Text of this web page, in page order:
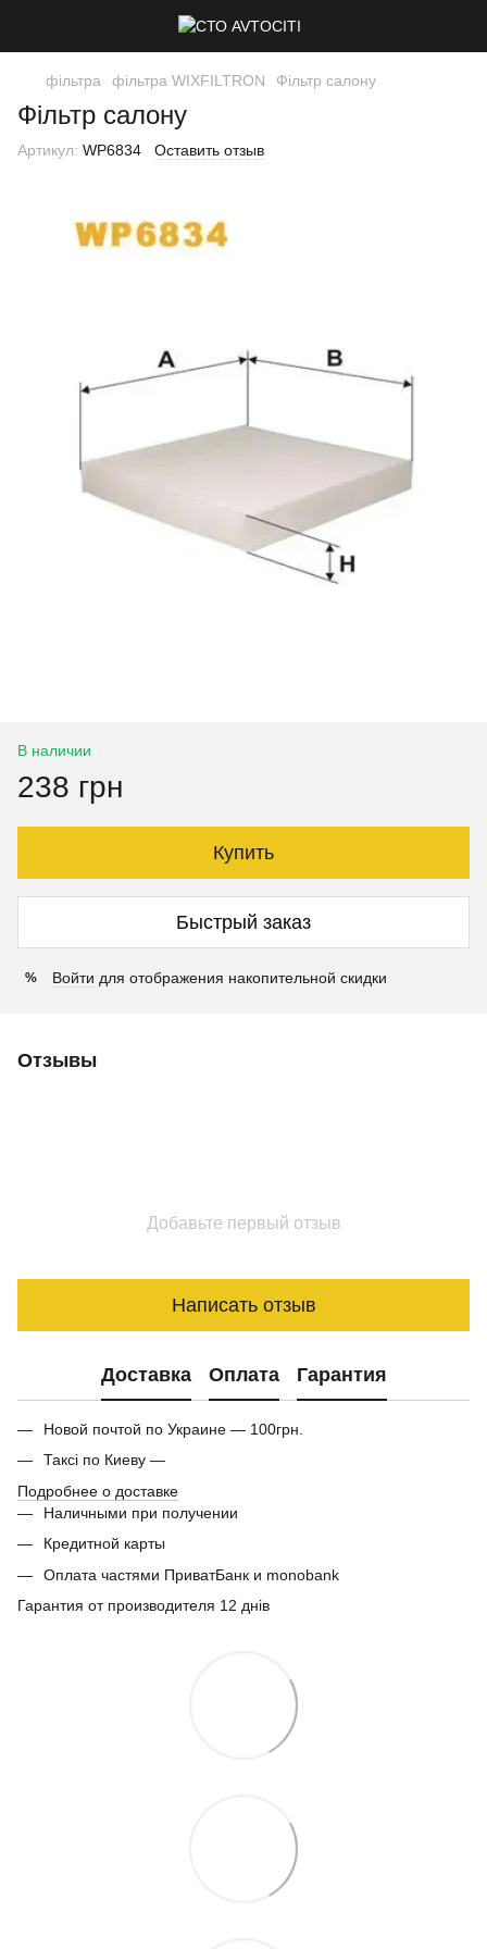
фільтра фільтра WIXFILTRON Фільтр салону
Фільтр салону
Артикул: WP6834 Оставить отзыв
В наличии
238 грн
Купить
Быстрый заказ
% Войти для отображения накопительной скидки
Отзывы
Добавьте первый отзыв
Написать отзыв
Доставка Оплата Гарантия
Новой почтой по Украине — 100грн.
Таксі по Киеву —
Подробнее о доставке
Наличными при получении
Кредитной карты
Оплата частями ПриватБанк и monobank
Гарантия от производителя 12 днів